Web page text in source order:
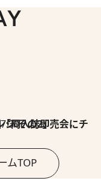
売会にチャレンジ その2」
ムTOP